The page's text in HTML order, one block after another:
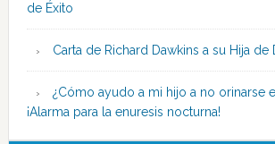
de Éxito
Carta de Richard Dawkins a su Hija de
¿Cómo ayudo a mi hijo a no orinarse
¡Alarma para la enuresis nocturna!